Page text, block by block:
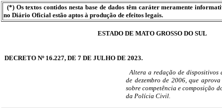
(*) Os textos contidos nesta base de dados têm caráter meramente
no Diário Oficial estão aptos à produção de efeitos legais.
ESTADO DE MATO GROSSO DO SUL
DECRETO Nº 16.227, DE 7 DE JULHO DE 2023.
Altera a redação de dispositivos
de dezembro de 2006, que
sobre competência e composição
da Polícia Civil.